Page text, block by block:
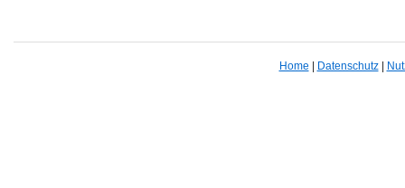
Home Datenschutz|